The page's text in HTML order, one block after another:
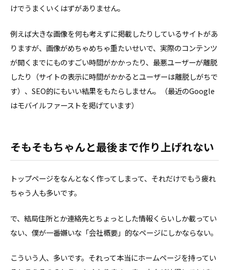
けでうまくいくはずがありません。
例えば大きな画像を何も考えずに掲載したりしているサイトがあ
りますが、画像がめちゃめちゃ重たいせいで、実際のコンテンツ
が開くまでにものすごい時間がかかったり、最悪ユーザーが離脱
したり（サイトの表示に時間がかかるとユーザーは離脱しがちで
す）、SEO的にもいい結果をもたらしません。（最近のGoogle
はモバイルファーストを掲げています）
そもそもちゃんと最後まで作り上げれない
トップページをなんとなく作ってしまって、それだけでもう疲れ
ちゃう人も多いです。
で、結局住所とか連絡先とちょっとした情報くらいしか載ってい
ない、僕が一番嫌いな「会社概要」的なページにしかならない。
こういう人、多いです。それって本当にホームページを持ってい